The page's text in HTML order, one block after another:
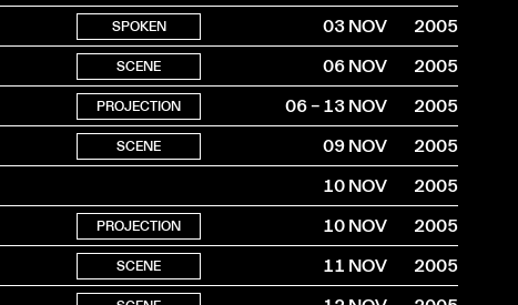
SPOKEN 03 NOV
2005
SCENE 06 NOV
2005
PROJECTION 06 – 13 NOV
2005
SCENE 09 NOV
2005
10 NOV
2005
PROJECTION 10 NOV
2005
SCENE 11 NOV
2005